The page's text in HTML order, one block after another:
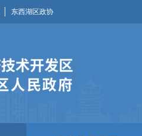
东西湖区政协